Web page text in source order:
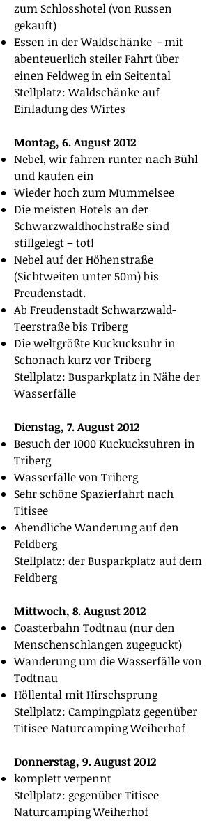
zum Schlosshotel (von Russen
gekauft)
Essen in der Waldschänke - mit
abenteuerlich steiler Fahrt über
einen Feldweg in ein Seitental
Stellplatz: Waldschänke auf
Einladung des Wirtes
Montag, 6. August 2012
Nebel, wir fahren runter nach Bühl
und kaufen ein
Wieder hoch zum Mummelsee
Die meisten Hotels an der
Schwarzwaldhochstraße sind
stillgelegt – tot!
Nebel auf der Höhenstraße
(Sichtweiten unter 50m) bis
Freudenstadt.
Ab Freudenstadt Schwarzwald-
Teerstraße bis Triberg
Die weltgrößte Kuckucksuhr in
Schonach kurz vor Triberg
Stellplatz: Busparkplatz in Nähe der
Wasserfälle
Dienstag, 7. August 2012
Besuch der 1000 Kuckucksuhren in
Triberg
Wasserfälle von Triberg
Sehr schöne Spazierfahrt nach
Titisee
Abendliche Wanderung auf den
Feldberg
Stellplatz: der Busparkplatz auf dem
Feldberg
Mittwoch, 8. August 2012
Coasterbahn Todtnau (nur den
Menschenschlangen zugeguckt)
Wanderung um die Wasserfälle von
Todtnau
Höllental mit Hirschsprung
Stellplatz: Campingplatz gegenüber
Titisee Naturcamping Weiherhof
Donnerstag, 9. August 2012
komplett verpennt
Stellplatz: gegenüber Titisee
Naturcamping Weiherhof